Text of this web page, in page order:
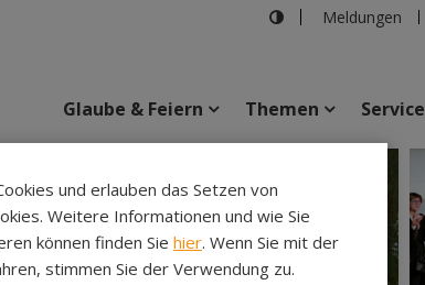
Meldungen
Veranstaltungen
Glaube & Feiern Themen Service
und erlauben das Setzen von
Weitere Informationen und wie Sie
können finden Sie hier. Wenn Sie mit der
stimmen Sie der Verwendung zu.